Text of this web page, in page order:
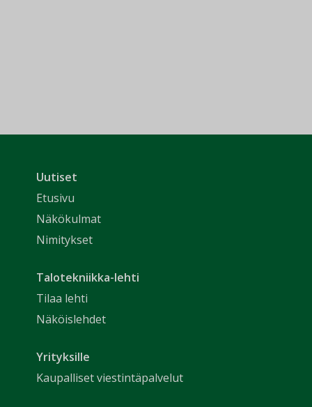
Uutiset
Etusivu
Näkökulmat
Nimitykset
Talotekniikka-lehti
Tilaa lehti
Näköislehdet
Yrityksille
Kaupalliset viestintäpalvelut